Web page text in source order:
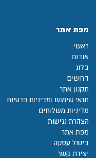
מפת אתר
ראשי
אודות
בלוג
דרושים
תקנון אתר
תנאי שימוש ומדיניות פרטיות
מדיניות משלוחים
הצהרת נגישות
מפת אתר
ביטול עסקה
יצירת קשר